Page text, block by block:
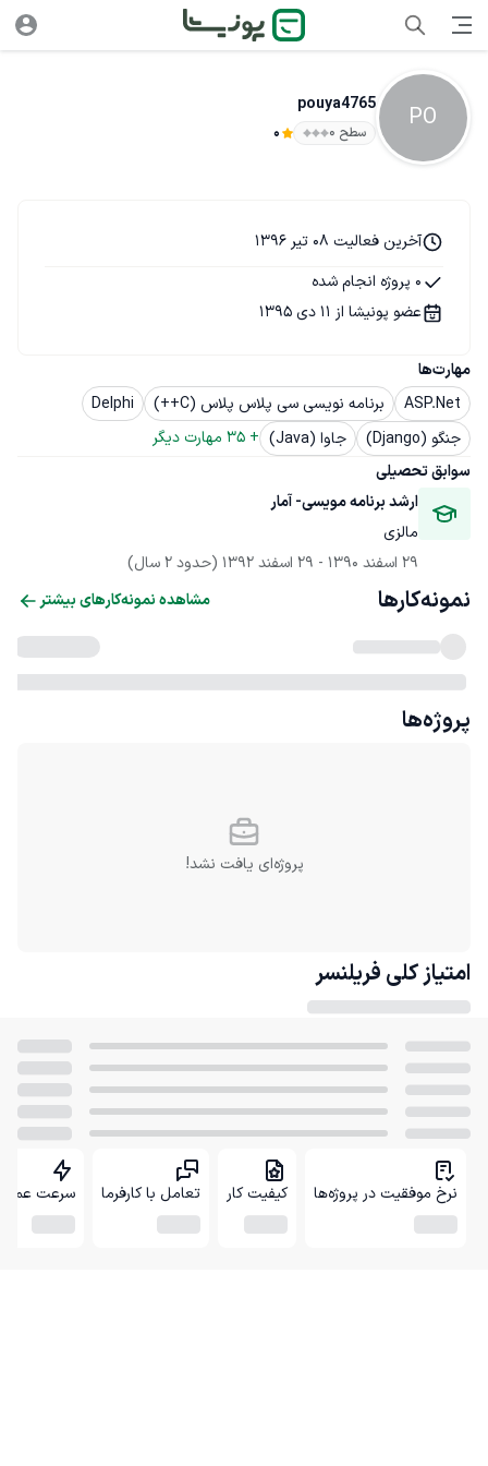
PO
pouya4765
سطح ۰ 0
مهارت‌ها
ASP.Net
برنامه نویسی سی پلاس پلاس (C++)
Delphi
جنگو (Django)
جاوا (Java) +
35 مهارت دیگر
سوابق تحصیلی
ارشد برنامه مویسی- آمار
مالزی
29 اسفند 1390
- 29 اسفند 1392 (حدود 2 سال)
آخرین فعالیت 08 تیر 1396
0 پروژه انجام شده
عضو پونیشا از 11 دی 1395
نمونه‌کارها مشاهده نمونه‌کارهای بیشتر
پروژه‌ها
پروژه‌ای یافت نشد!
امتیاز کلی فریلنسر
نرخ موفقیت در پروژه‌ها کیفیت کار تعامل با کارفرما سرعت عمل